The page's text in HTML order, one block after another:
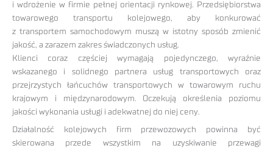
i wdrożenie w firmie pełnej orientacji rynkowej. Przedsiębiorstwa
towarowego transportu kolejowego, aby konkurować
z transportem samochodowym muszą w istotny sposób zmienić
jakość, a zarazem zakres świadczonych usług.
Klienci coraz częściej wymagają pojedynczego, wyraźnie
wskazanego i solidnego partnera usług transportowych oraz
przejrzystych łańcuchów transportowych w towarowym ruchu
krajowym i międzynarodowym. Oczekują określenia poziomu
jakości wykonania usługi i adekwatnej do niej ceny.
Działalność kolejowych firm przewozowych powinna być
skierowana przede wszystkim na uzyskiwanie przewagi